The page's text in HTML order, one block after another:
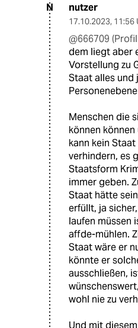
N nutzer
17.10.2023, 11:56
@666709
dem liegt aber
Vorstellung zu
Staat alles und
Menschen die
können
kann kein
verhindern, es
Staatsform
immer geben.
Staat hätte
erfüllt, ja
laufen müssen
affde-mühlen.
Staat wäre er
könnte er
ausschließen,
wohl nie zu
Und mit